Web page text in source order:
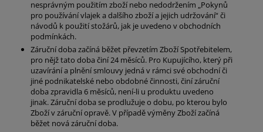
nesprávným použitím zboží nebo nedodržením „Pokynů
pro používání vlajek a dalšího zboží a jejich udržování“ či
návodů k použití stožárů, jak je uvedeno v obchodních
podmínkách.
Záruční doba začíná běžet převzetím Zboží Spotřebitelem,
pro nějž tato doba činí 24 měsíců. Pro Kupujícího, který při
uzavírání a plnění smlouvy jedná v rámci své obchodní či
jiné podnikatelské nebo obdobné činnosti, činí záruční
doba zpravidla 6 měsíců, není-li u produktu uvedeno
jinak. Záruční doba se prodlužuje o dobu, po kterou bylo
Zboží v záruční opravě. V případě výměny Zboží začíná
běžet nová záruční doba.